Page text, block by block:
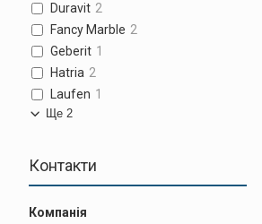
Duravit 2
Fancy Marble 2
Geberit 1
Hatria 2
Laufen 1
Ще 2
Контакти